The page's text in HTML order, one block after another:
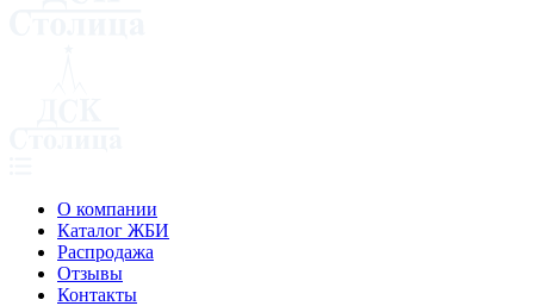
О компании
Каталог ЖБИ
Распродажа
Отзывы
Контакты